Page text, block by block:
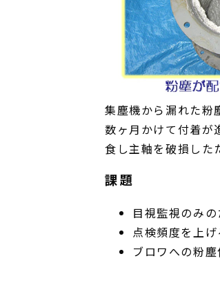
集塵機から漏れた粉
数ヶ月かけて付着が
食し主軸を破損した
課題
目視監視のみ
点検頻度を上
ブロワへの粉